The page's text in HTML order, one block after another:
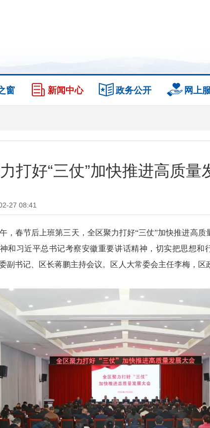
窗 新闻中心 政务公开 网上
打好“三仗”加快推进高质量
27 08:41
，春节后上班第三天，全区聚力打好“三仗”加快推进高
和习近平总书记考察安徽重要讲话精神，切实把思想和
副书记、区长蒋鹏主持会议。区人大常委会主任李梅，